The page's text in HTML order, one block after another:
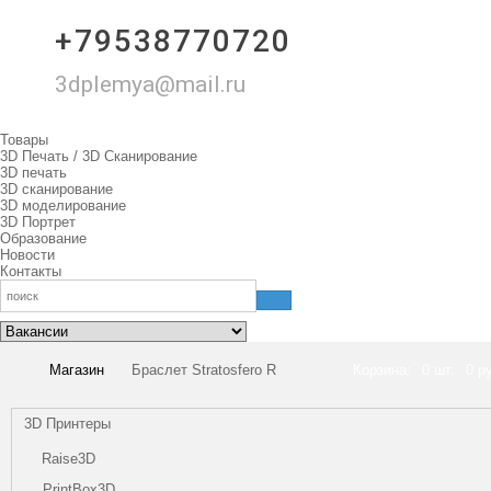
+79538770720
3dplemya@mail.ru
Товары
3D Печать / 3D Сканирование
3D печать
3D сканирование
3D моделирование
3D Портрет
Образование
Новости
Контакты
Магазин Браслет Stratosfero R
3D Принтеры
Raise3D